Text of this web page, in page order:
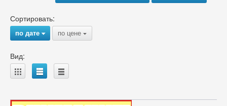
Сортировать:
по дате{ по цене {
Вид:
A B C